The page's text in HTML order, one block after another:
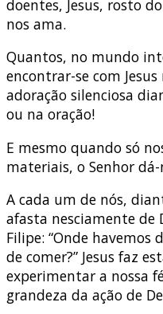
doentes, Jesus, rosto
nos ama.
Quantos, no mundo
encontrar-se com
adoração silenciosa
ou na oração!
E mesmo quando só
materiais, o Senhor
A cada um de nós,
afasta nesciamente de
Filipe: “Onde havemos
de comer?” Jesus faz
experimentar a nossa
grandeza da ação de